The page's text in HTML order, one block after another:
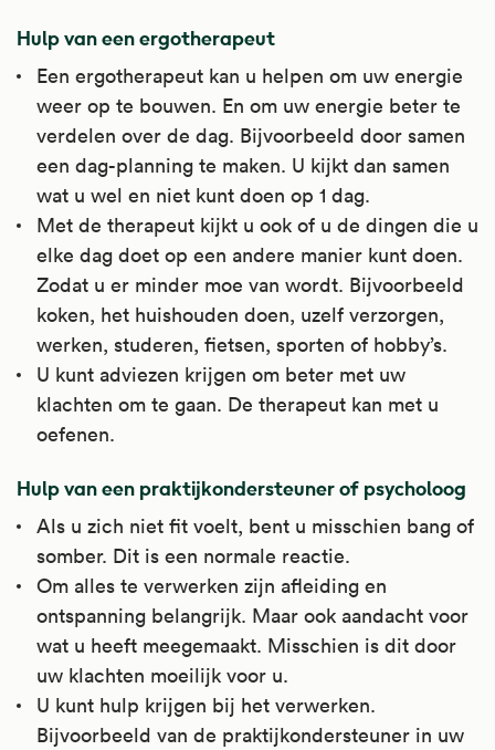
Hulp van een ergotherapeut
Een ergotherapeut kan u helpen om uw energie
weer op te bouwen. En om uw energie beter te
verdelen over de dag. Bijvoorbeeld door samen
een dag-planning te maken. U kijkt dan samen
wat u wel en niet kunt doen op 1 dag.
Met de therapeut kijkt u ook of u de dingen die u
elke dag doet op een andere manier kunt doen.
Zodat u er minder moe van wordt. Bijvoorbeeld
koken, het huishouden doen, uzelf verzorgen,
werken, studeren, fietsen, sporten of hobby’s.
U kunt adviezen krijgen om beter met uw
klachten om te gaan. De therapeut kan met u
oefenen.
Hulp van een praktijkondersteuner of psycholoog
Als u zich niet fit voelt, bent u misschien bang of
somber. Dit is een normale reactie.
Om alles te verwerken zijn afleiding en
ontspanning belangrijk. Maar ook aandacht voor
wat u heeft meegemaakt. Misschien is dit door
uw klachten moeilijk voor u.
U kunt hulp krijgen bij het verwerken.
Bijvoorbeeld van de praktijkondersteuner in uw